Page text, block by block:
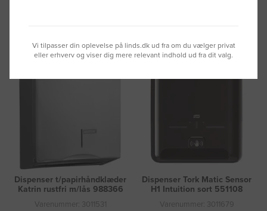
Dispenser t/papirhåndklæder
Katrin rustfri m/lås 988366
Varenummer: 3011531
Dispenser Tork Matic Sensor
H1 Intuition sort 551108
Varenummer: 3011679
Vi tilpasser din oplevelse på linds.dk ud fra om du vælger privat
eller erhverv og viser dig mere relevant indhold ud fra dit valg.